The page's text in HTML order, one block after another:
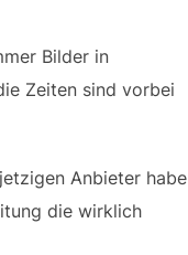
Bilder in
Zeiten sind vorbei
Anbieter habe
die wirklich